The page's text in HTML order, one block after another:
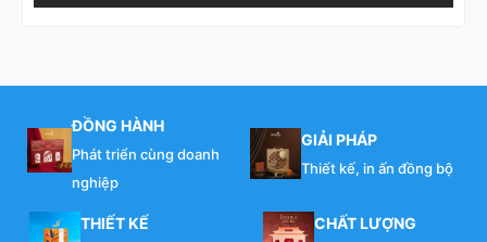
ĐỒNG HÀNH
Phát triển cùng doanh
nghiệp
GIẢI PHÁP
Thiết kế, in ấn đồng bộ
THIẾT KẾ CHẤT LƯỢNG